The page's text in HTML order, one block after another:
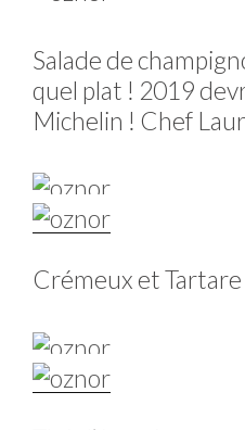
Salade de
quel plat ! 2019
Michelin ! Chef
Crémeux et Tartare